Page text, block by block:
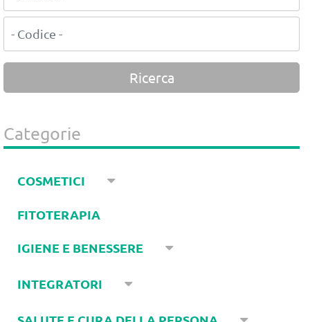
Categorie
COSMETICI
FITOTERAPIA
IGIENE E BENESSERE
INTEGRATORI